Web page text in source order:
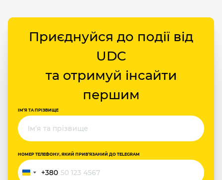
Приєднуйся до події від
UDC
та отримуй інсайти
першим
ІМ‘Я ТА ПРІЗВИЩЕ
НОМЕР ТЕЛЕФОНУ, ЯКИЙ ПРИВ‘ЯЗАНИЙ ДО TELEGRAM
Україна
+380